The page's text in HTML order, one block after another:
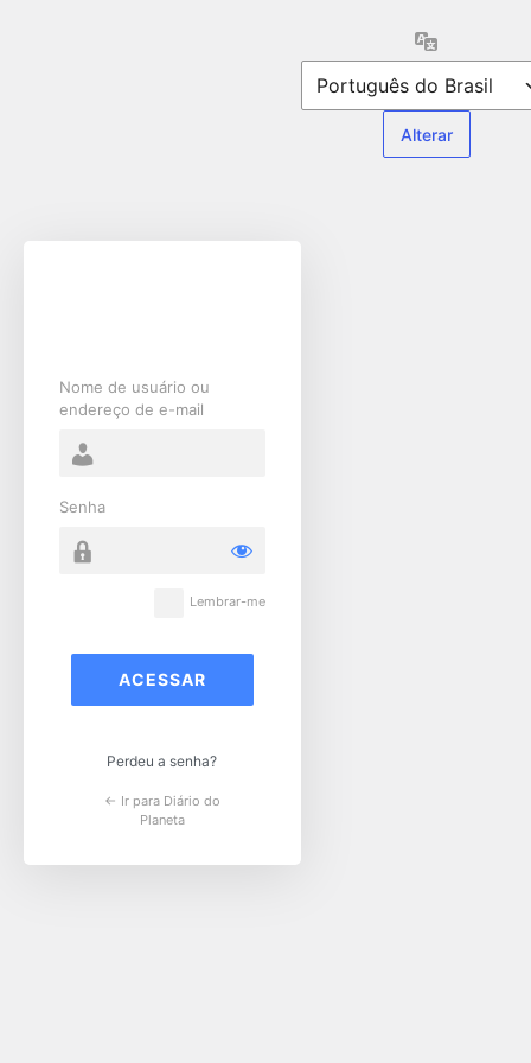
Nome de usuário ou
endereço de e-mail
Senha
Lembrar-me
Perdeu a senha?
← Ir para Diário do
Planeta
Idioma